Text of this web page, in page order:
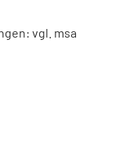
vgl. msa